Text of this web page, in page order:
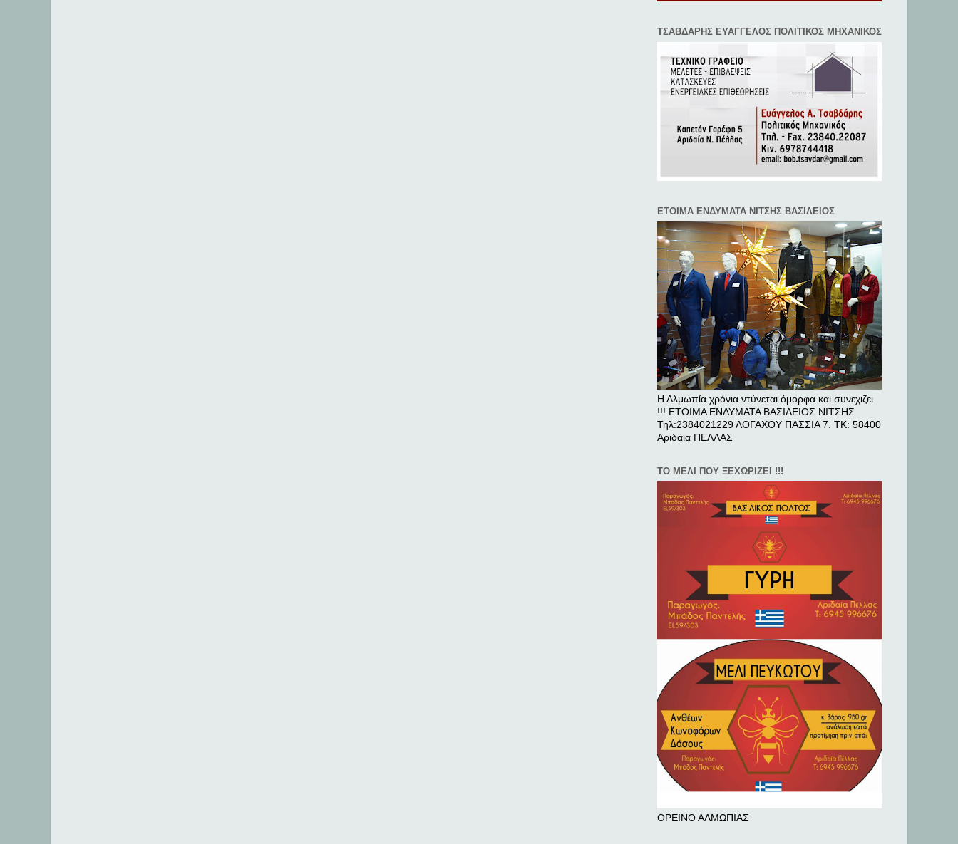
ΤΣΑΒΔΑΡΗΣ ΕΥΑΓΓΕΛΟΣ ΠΟΛΙΤΙΚΟΣ ΜΗΧΑΝΙΚΟΣ
ΕΤΟΙΜΑ ΕΝΔΥΜΑΤΑ ΝΙΤΣΗΣ ΒΑΣΙΛΕΙΟΣ
Η Αλμωπία χρόνια ντύνεται όμορφα και συνεχιζει
!!! ΕΤΟΙΜΑ ΕΝΔΥΜΑΤΑ ΒΑΣΙΛΕΙΟΣ ΝΙΤΣΗΣ
Τηλ:2384021229 ΛΟΓΑΧΟΥ ΠΑΣΣΙΑ 7. ΤΚ: 58400
Αριδαία ΠΕΛΛAΣ
ΤΟ ΜΕΛΙ ΠΟΥ ΞΕΧΩΡΙΖΕΙ !!!
ΟΡΕΙΝΟ ΑΛΜΩΠΙΑΣ